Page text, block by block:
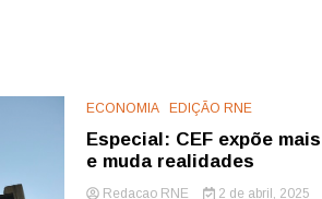
ECONOMIA EDIÇÃO RNE
Especial: CEF expõe
e muda realidades
Redacao RNE 2 de abril, 2025